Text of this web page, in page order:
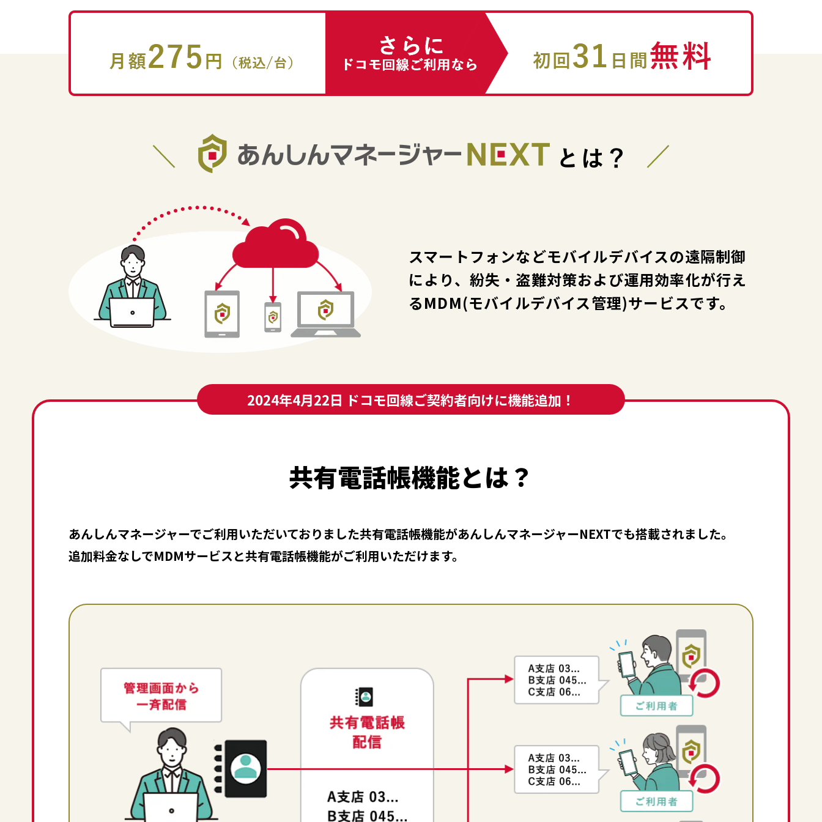
スマートフォンなどモバイルデバイスの遠隔制御
により、紛失・盗難対策および運用効率化が行え
るMDM(モバイルデバイス管理)サービスです。
2024年4月22日 ドコモ回線ご契約者向けに機能追加！
共有電話帳機能とは？
あんしんマネージャーでご利用いただいておりました共有電話帳機能があんしんマネージャーNEXTでも搭載されました。
追加料金なしでMDMサービスと共有電話帳機能がご利用いただけます。